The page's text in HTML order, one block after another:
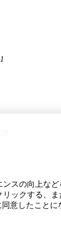
スの向上など
ックする、
同意したことに